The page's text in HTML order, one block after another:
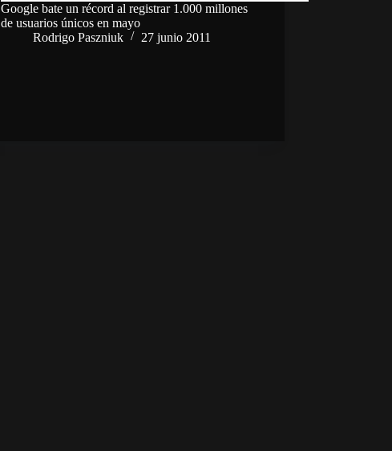
Google bate un récord al registrar 1.000 millones
de usuarios únicos en mayo
Rodrigo Paszniuk
27 junio 2011